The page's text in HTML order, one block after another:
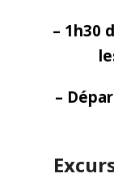
– 1h30
–